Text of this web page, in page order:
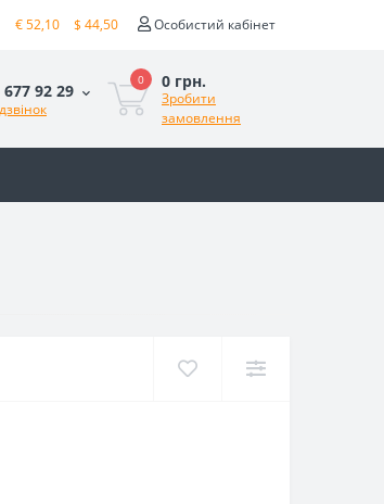
€ 52,10 $ 44,50 Особистий кабінет
92 29
0 0 грн.
Зробити
замовлення